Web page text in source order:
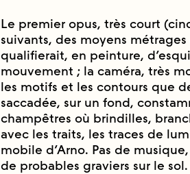
Le premier opus, très court
suivants, des moyens
qualifierait, en peinture,
mouvement ; la caméra, très
les motifs et les contours que
saccadée, sur un fond,
champêtres où brindilles,
avec les traits, les traces de
mobile d’Arno. Pas de
de probables graviers sur le sol.